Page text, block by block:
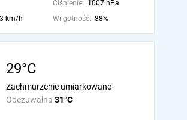
Ciśnienie: 1007 hPa
km/h Wilgotność: 88%
29°C
Odczuwalna 31°C
Zachmurzenie umiarkowane